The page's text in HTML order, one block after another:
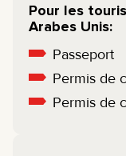
Pour les
Arabes Unis:
Passeport
Permis de
Permis de